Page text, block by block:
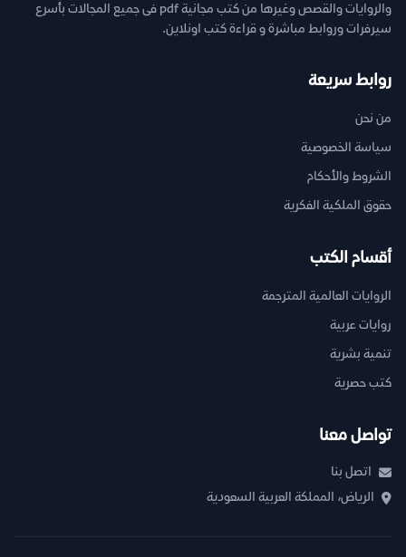
والروايات والقصص وغيرها من كتب مجانية pdf فى جميع المجالات بأسرع
سيرفرات وروابط مباشرة و قراءة كتب اونلاين.
روابط سريعة
من نحن
سياسة الخصوصية
الشروط والأحكام
حقوق الملكية الفكرية
أقسام الكتب
الروايات العالمية المترجمة
روايات عربية
تنمية بشرية
كتب حصرية
تواصل معنا
اتصل بنا
الرياض، المملكة العربية السعودية